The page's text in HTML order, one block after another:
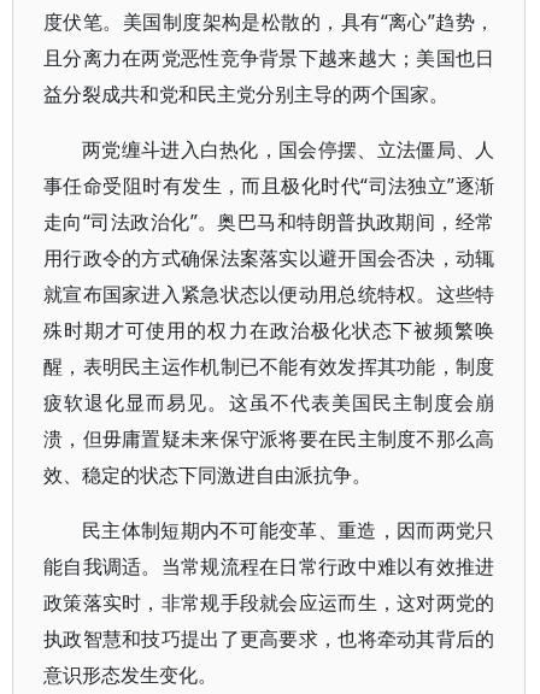
度伏笔。美国制度架构是松散的，具有“离心”趋势，
且分离力在两党恶性竞争背景下越来越大；美国也日
益分裂成共和党和民主党分别主导的两个国家。
两党缠斗进入白热化，国会停摆、立法僵局、人
事任命受阻时有发生，而且极化时代“司法独立”逐渐
走向“司法政治化”。奥巴马和特朗普执政期间，经常
用行政令的方式确保法案落实以避开国会否决，动辄
就宣布国家进入紧急状态以便动用总统特权。这些特
殊时期才可使用的权力在政治极化状态下被频繁唤
醒，表明民主运作机制已不能有效发挥其功能，制度
疲软退化显而易见。这虽不代表美国民主制度会崩
溃，但毋庸置疑未来保守派将要在民主制度不那么高
效、稳定的状态下同激进自由派抗争。
民主体制短期内不可能变革、重造，因而两党只
能自我调适。当常规流程在日常行政中难以有效推进
政策落实时，非常规手段就会应运而生，这对两党的
执政智慧和技巧提出了更高要求，也将牵动其背后的
意识形态发生变化。